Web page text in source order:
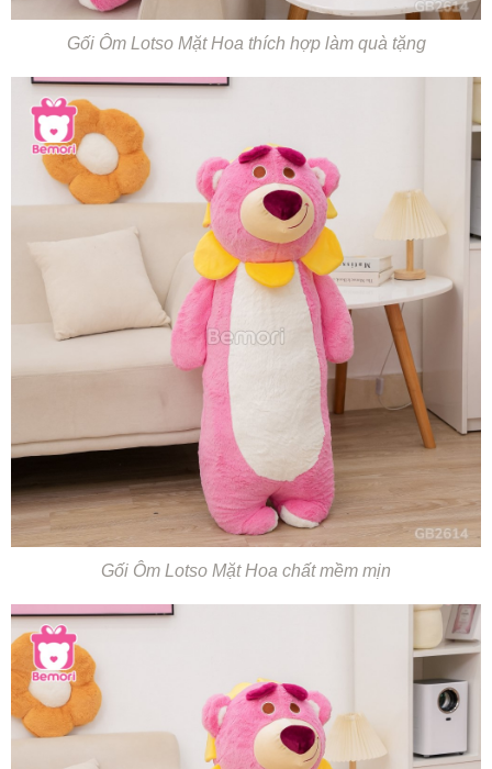
Gối Ôm Lotso Mặt Hoa thích hợp làm quà tặng
Gối Ôm Lotso Mặt Hoa chất mềm mịn